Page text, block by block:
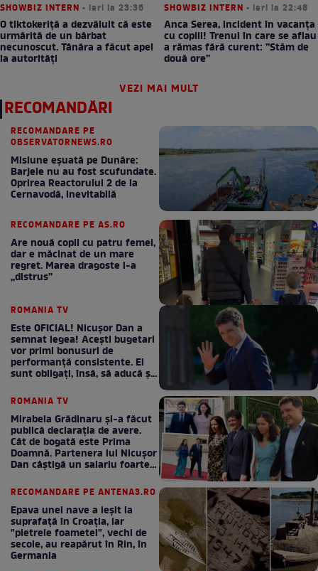
SHOWBIZ INTERN • ieri la 23:36
O tiktokeriță a dezvăluit că este
urmărită de un bărbat
necunoscut. Tânăra a făcut apel
la autorități
SHOWBIZ INTERN • ieri la 22:48
Anca Serea, incident în vacanța
cu copiii! Trenul în care se aflau
a rămas fără curent: ”Stăm de
două ore”
VEZI MAI MULT
RECOMANDĂRI
RECOMANDARE PE
OBSERVATORNEWS.RO
Misiune eșuată pe Dunăre:
Barjele nu au fost scufundate.
Oprirea Reactorului 2 de la
Cernavodă, inevitabilă
RECOMANDARE PE AS.RO
Are nouă copii cu patru femei,
dar e măcinat de un mare
regret. Marea dragoste l-a
„distrus”
ROMANIA TV
Este OFICIAL! Nicușor Dan a
semnat legea! Acești bugetari
vor primi bonusuri de
performanță consistente. Ei
sunt obligați, însă, să aducă și
ROMANIA TV
Mirabela Grădinaru și-a făcut
publică declarația de avere.
Cât de bogată este Prima
Doamnă. Partenera lui Nicușor
Dan câștigă un salariu foarte
RECOMANDARE PE ANTENA3.RO
Epava unei nave a ieșit la
suprafață în Croația, iar
"pietrele foametei", vechi de
secole, au reapărut în Rin, în
Germania